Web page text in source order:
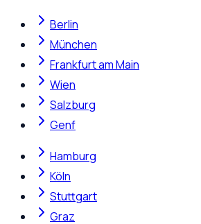
Berlin
München
Frankfurt am Main
Wien
Salzburg
Genf
Hamburg
Köln
Stuttgart
Graz